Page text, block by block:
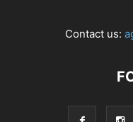
Contact us: